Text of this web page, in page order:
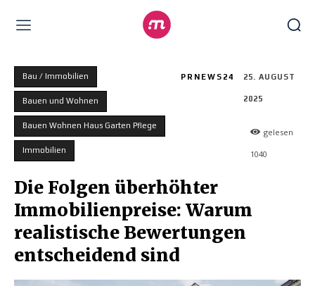
Bau / Immobilien
Bauen und Wohnen
Bauen Wohnen Haus Garten Pflege
Immobilien
PRNEWS24 25. AUGUST
2025
gelesen
1040
Die Folgen überhöhter
Immobilienpreise: Warum
realistische Bewertungen
entscheidend sind